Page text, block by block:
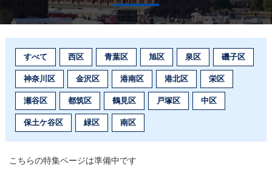
すべて 西区 青葉区 旭区 泉区 磯子区
神奈川区 金沢区 港南区 港北区 栄区
瀬谷区 都筑区 鶴見区 戸塚区 中区
保土ケ谷区 緑区 南区
こちらの特集ページは準備中です